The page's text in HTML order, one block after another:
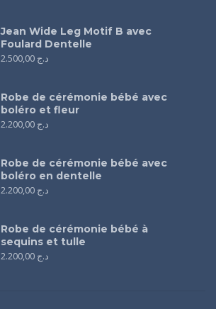
Jean Wide Leg Motif B avec
Foulard Dentelle
د.ج
Robe de cérémonie bébé avec
boléro et fleur
د.ج
Robe de cérémonie bébé avec
boléro en dentelle
د.ج
Robe de cérémonie bébé à
sequins et tulle
د.ج